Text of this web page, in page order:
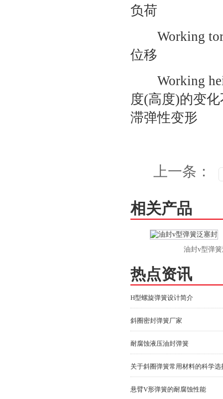
负荷
Working
位移
Working
度(高度)的变
滞弹性变形
上一条：
相关产品
油封v型弹簧泛塞
热点资讯
H型螺旋弹簧设计简介
斜圈密封弹簧厂家
耐腐蚀液压油封弹簧
关于斜圈弹簧常用材料的科学选
悬臂V形弹簧的耐腐蚀性能